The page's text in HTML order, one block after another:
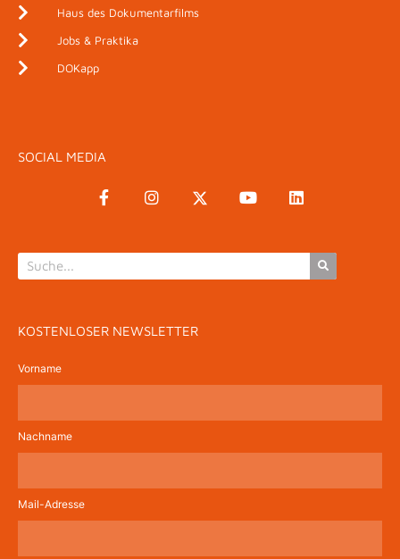
Haus des Dokumentarfilms
Jobs & Praktika
DOKapp
SOCIAL MEDIA
KOSTENLOSER NEWSLETTER
Vorname
Nachname
Mail-Adresse